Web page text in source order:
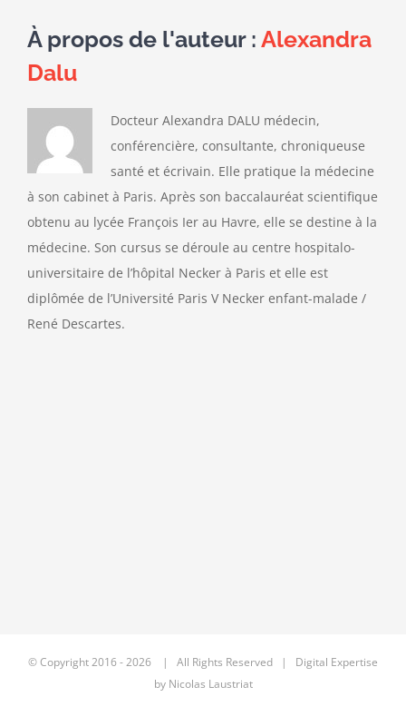
À propos de l'auteur : Alexandra
Dalu
Docteur Alexandra DALU médecin,
conférencière, consultante, chroniqueuse
santé et écrivain. Elle pratique la médecine
à son cabinet à Paris. Après son baccalauréat scientifique
obtenu au lycée François Ier au Havre, elle se destine à la
médecine. Son cursus se déroule au centre hospitalo-
universitaire de l’hôpital Necker à Paris et elle est
diplômée de l’Université Paris V Necker enfant-malade /
René Descartes.
© Copyright 2016 -2026 | All Rights Reserved | Digital Expertise
by Nicolas Laustriat